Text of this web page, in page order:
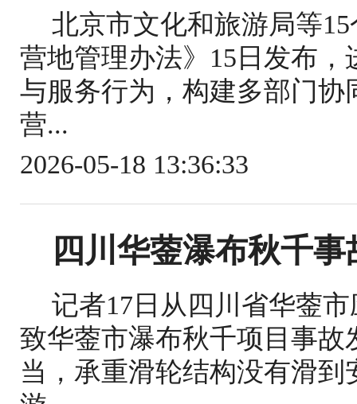
北京市文化和旅游局等
营地管理办法》15日发布
与服务行为，构建多部门
营...
2026-05-18 13:36:33
四川华蓥瀑布秋千
记者17日从四川省华蓥
致华蓥市瀑布秋千项目事
当，承重滑轮结构没有滑